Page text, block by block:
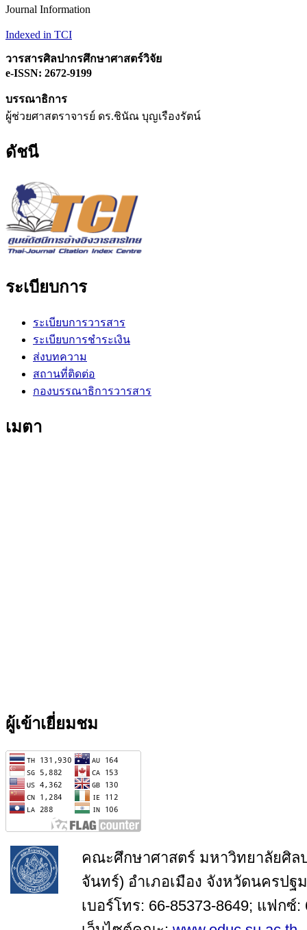
Journal Information
Indexed in TCI
วารสารศิลปากรศึกษาศาสตร์วิจัย
e-ISSN: 2672-9199
บรรณาธิการ
ผู้ช่วยศาสตราจารย์ ดร.ชินัณ บุญเรืองรัตน์
ดัชนี
ระเบียบการ
ระเบียบการวารสาร
ระเบียบการชำระเงิน
ส่งบทความ
สถานที่ติดต่อ
กองบรรณาธิการวารสาร
เมตา
ผู้เข้าเยี่ยมชม
คณะศึกษาศาสตร์ มหาวิทยาลัยศิล
จันทร์) อำเภอเมือง จังหวัดนครปฐ
เบอร์โทร: 66-85373-8649; แฟกซ์: